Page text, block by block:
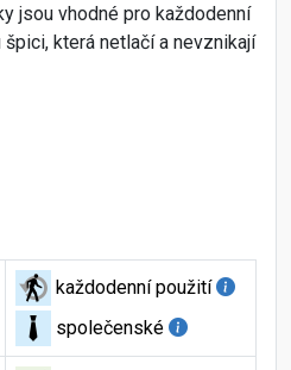
jsou vhodné pro každodenní
která netlačí a nevznikají
každodenní použití
společenské